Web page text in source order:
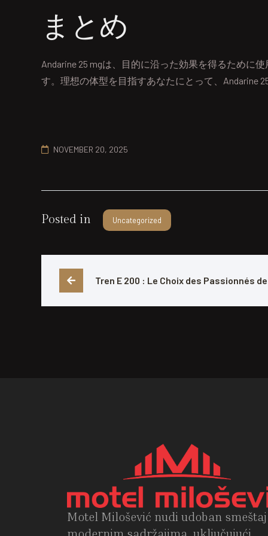
まとめ
Andarine 25 mgは、目的に沿った効果を得るために
す。理想の体型を目指すあなたにとって、Andarine
NOVEMBER 20, 2025
Posted in Uncategorized
Tren E 200 : Le Choix des Passionnés
Motel Milošević nudi udoban